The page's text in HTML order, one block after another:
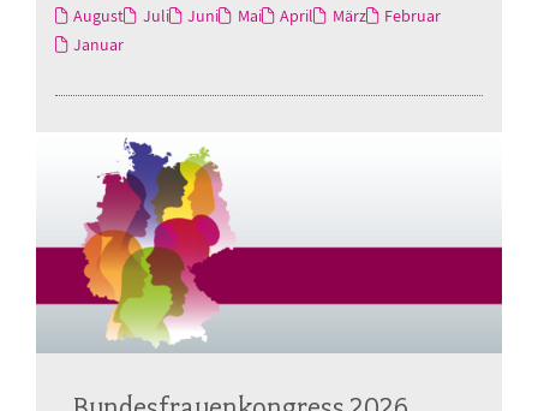
August
Juli Juni Mai April März
Februar
Januar